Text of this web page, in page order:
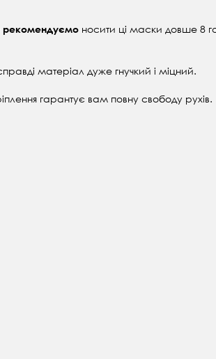
рекомендуємо носити ці маски довше 8
матеріал дуже гнучкий і міцний.
гарантує вам повну свободу рухів.